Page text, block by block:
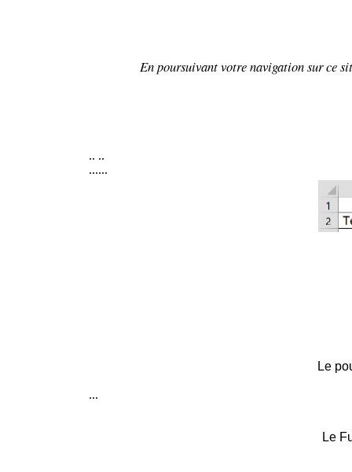
En poursuivant votre navigation sur ce
.. ..
......
...
Le
Le